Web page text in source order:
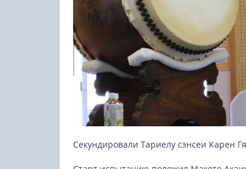
Секундировали Тариелу сэнсеи Карен